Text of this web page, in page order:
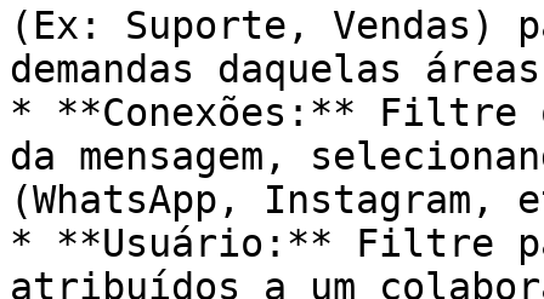
(Ex: Suporte,
demandas daquelas
* **Conexões:** Filtre
da mensagem,
(WhatsApp, Instagram,
* **Usuário:** Filtre
atribuídos a um